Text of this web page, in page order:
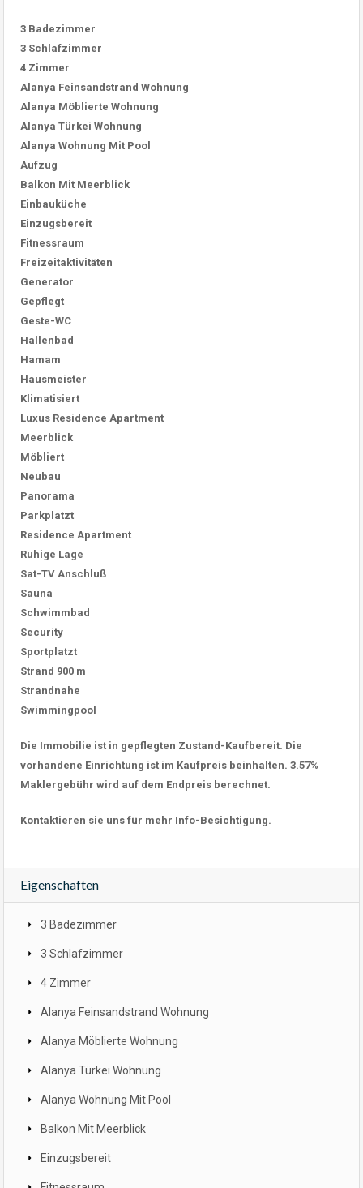
3 Badezimmer
3 Schlafzimmer
4 Zimmer
Alanya Feinsandstrand Wohnung
Alanya Möblierte Wohnung
Alanya Türkei Wohnung
Alanya Wohnung Mit Pool
Aufzug
Balkon Mit Meerblick
Einbauküche
Einzugsbereit
Fitnessraum
Freizeitaktivitäten
Generator
Gepflegt
Geste-WC
Hallenbad
Hamam
Hausmeister
Klimatisiert
Luxus Residence Apartment
Meerblick
Möbliert
Neubau
Panorama
Parkplatzt
Residence Apartment
Ruhige Lage
Sat-TV Anschluß
Sauna
Schwimmbad
Security
Sportplatzt
Strand 900 m
Strandnahe
Swimmingpool
Die Immobilie ist in gepflegten Zustand-Kaufbereit. Die
vorhandene Einrichtung ist im Kaufpreis beinhalten. 3.57%
Maklergebühr wird auf dem Endpreis berechnet.
Kontaktieren sie uns für mehr Info-Besichtigung.
Eigenschaften
3 Badezimmer
3 Schlafzimmer
4 Zimmer
Alanya Feinsandstrand Wohnung
Alanya Möblierte Wohnung
Alanya Türkei Wohnung
Alanya Wohnung Mit Pool
Balkon Mit Meerblick
Einzugsbereit